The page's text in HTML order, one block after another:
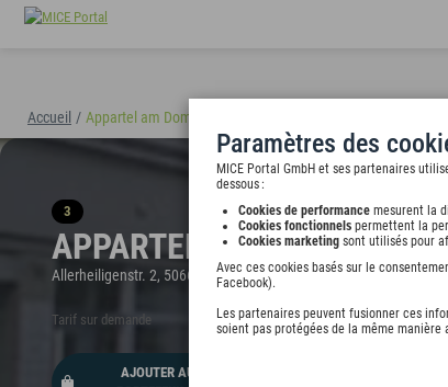
Paramètres des
MICE Portal GmbH et ses partenaires
dessous :
Cookies de performance mesurent la
Cookies fonctionnels permettent la
Cookies marketing sont utilisés pour
Avec ces cookies basés sur le
Facebook).
Les partenaires peuvent fusionner ces
soient pas protégées de la même
Accueil / Appartel am Dom
3
APPARTEL AM DOM
Allerheiligenstr. 2, 50668 Köln, undefined
Tarif sur demande
AJOUTER AU